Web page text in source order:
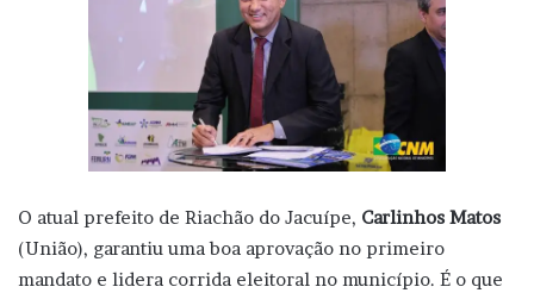
O atual prefeito de Riachão do Jacuípe, Carlinhos Matos
(União), garantiu uma boa aprovação no primeiro
mandato e lidera corrida eleitoral no município. É o que